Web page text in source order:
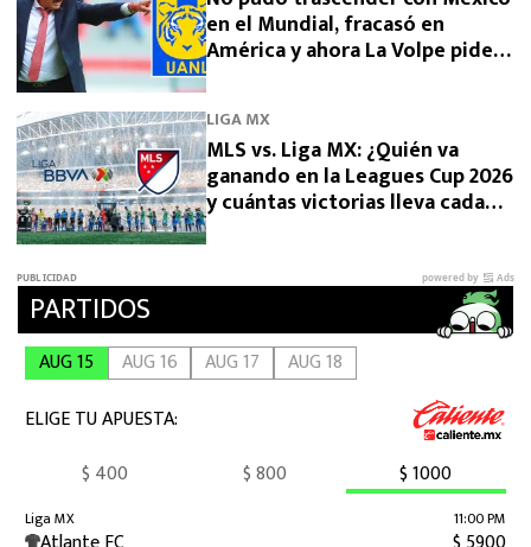
en el Mundial, fracasó en
América y ahora La Volpe pide
LIGA MX
MLS vs. Liga MX: ¿Quién va
ganando en la Leagues Cup 2026
y cuántas victorias lleva cada